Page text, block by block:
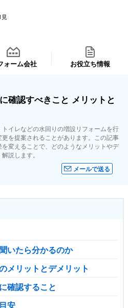
ォーム会社 お役立ち情報
確認すべきこと メリットと
イレなどの水回りの増設リフォームを行
を提案されることがあります。この記事
変えることで、どのようなメリットやデ
説します。
メールで送る
いたら分かるのか
メリットとデメリット
確認すること
安